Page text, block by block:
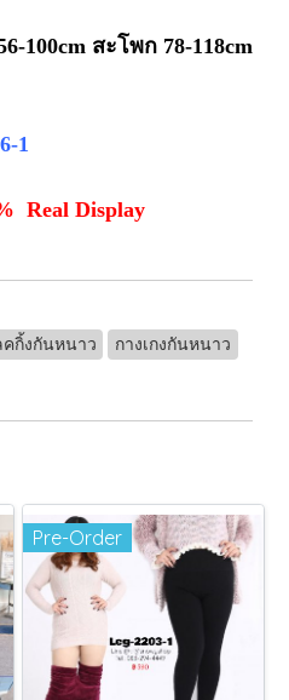
100cm สะโพก 78-118cm
-1
Real Display
คกิ้งกันหนาว กางเกงกันหนาว
Pre-Order